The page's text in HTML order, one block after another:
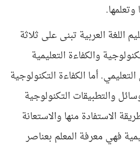
اللغة العربية تبنى على ثلاثة
والكفاءة التعليمية
أما الكفاءة التكنولوجية
والتطبيقات التكنولوجية
الاستفادة منها والاستعانة
فهي معرفة المعلم بعناصر